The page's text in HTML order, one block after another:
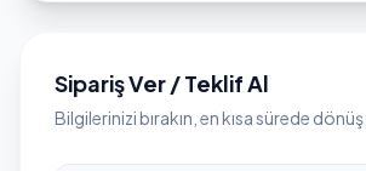
Sipariş Ver / Teklif Al
Bilgilerinizi bırakın, en kısa sürede dönüş